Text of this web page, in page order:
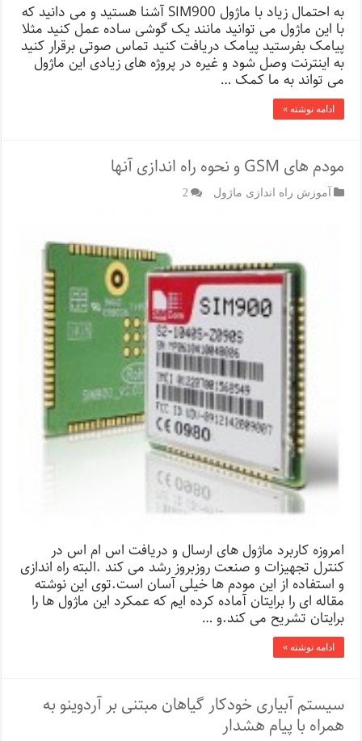
به احتمال زیاد با ماژول SIM900 آشنا هستید و می دانید که
با این ماژول می توانید مانند یک گوشی ساده عمل کنید مثلا
پیامک بفرستید پیامک دریافت کنید تماس صوتی برقرار کنید
به اینترنت وصل شود و غیره در پروژه های زیادی این ماژول
می تواند به ما کمک …
ادامه نوشته »
مودم های GSM و نحوه راه اندازی آنها
آموزش راه اندازی ماژول 2
امروزه کاربرد ماژول های ارسال و دریافت اس ام اس در
کنترل تجهیزات و صنعت روزبروز رشد می کند .البته راه اندازی
و استفاده از این مودم ها خیلی آسان است.توی این نوشته
مقاله ای را برایتان آماده کرده ایم که عمکرد این ماژول ها را
برایتان تشریح می کند.و …
ادامه نوشته »
سیستم آبیاری خودکار گیاهان مبتنی بر آردوینو به
همراه با پیام هشدار